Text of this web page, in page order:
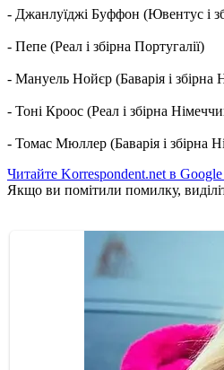
- Джанлуїджі Буффон (Ювентус і
- Пепе (Реал і збірна Португалії)
- Мануель Нойєр (Баварія і збірна
- Тоні Кроос (Реал і збірна
- Томас Мюллер (Баварія і збірна
Читайте Korrespondent.net в
Якщо ви помітили помилку,